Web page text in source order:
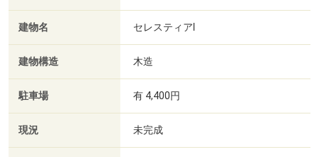
建物名 セレスティアⅠ
建物構造 木造
駐車場 有 4,400円
現況 未完成